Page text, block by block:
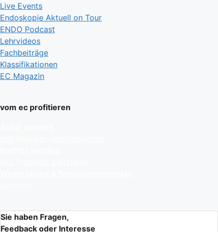
Live Events
Endoskopie Aktuell on Tour
ENDO Podcast
Lehrvideos
Fachbeiträge
Klassifikationen
EC Magazin
vom ec profitieren
Sie haben Fragen,
Feedback oder Interesse